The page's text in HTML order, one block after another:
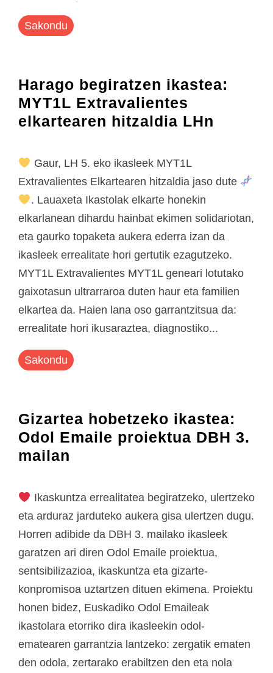
Sakondu
Harago begiratzen ikastea:
MYT1L Extravalientes
elkartearen hitzaldia LHn
Gaur, LH 5. eko ikasleek MYT1L
Extravalientes Elkartearen hitzaldia jaso dute
. Lauaxeta Ikastolak elkarte honekin
elkarlanean dihardu hainbat ekimen solidariotan,
eta gaurko topaketa aukera ederra izan da
ikasleek errealitate hori gertutik ezagutzeko.
MYT1L Extravalientes MYT1L geneari lotutako
gaixotasun ultrarraroa duten haur eta familien
elkartea da. Haien lana oso garrantzitsua da:
errealitate hori ikusaraztea, diagnostiko...
Sakondu
Gizartea hobetzeko ikastea:
Odol Emaile proiektua DBH 3.
mailan
Ikaskuntza errealitatea begiratzeko, ulertzeko
eta arduraz jarduteko aukera gisa ulertzen dugu.
Horren adibide da DBH 3. mailako ikasleek
garatzen ari diren Odol Emaile proiektua,
sentsibilizazioa, ikaskuntza eta gizarte-
konpromisoa uztartzen dituen ekimena. Proiektu
honen bidez, Euskadiko Odol Emaileak
ikastolara etorriko dira ikasleekin odol-
ematearen garrantzia lantzeko: zergatik ematen
den odola, zertarako erabiltzen den eta nola